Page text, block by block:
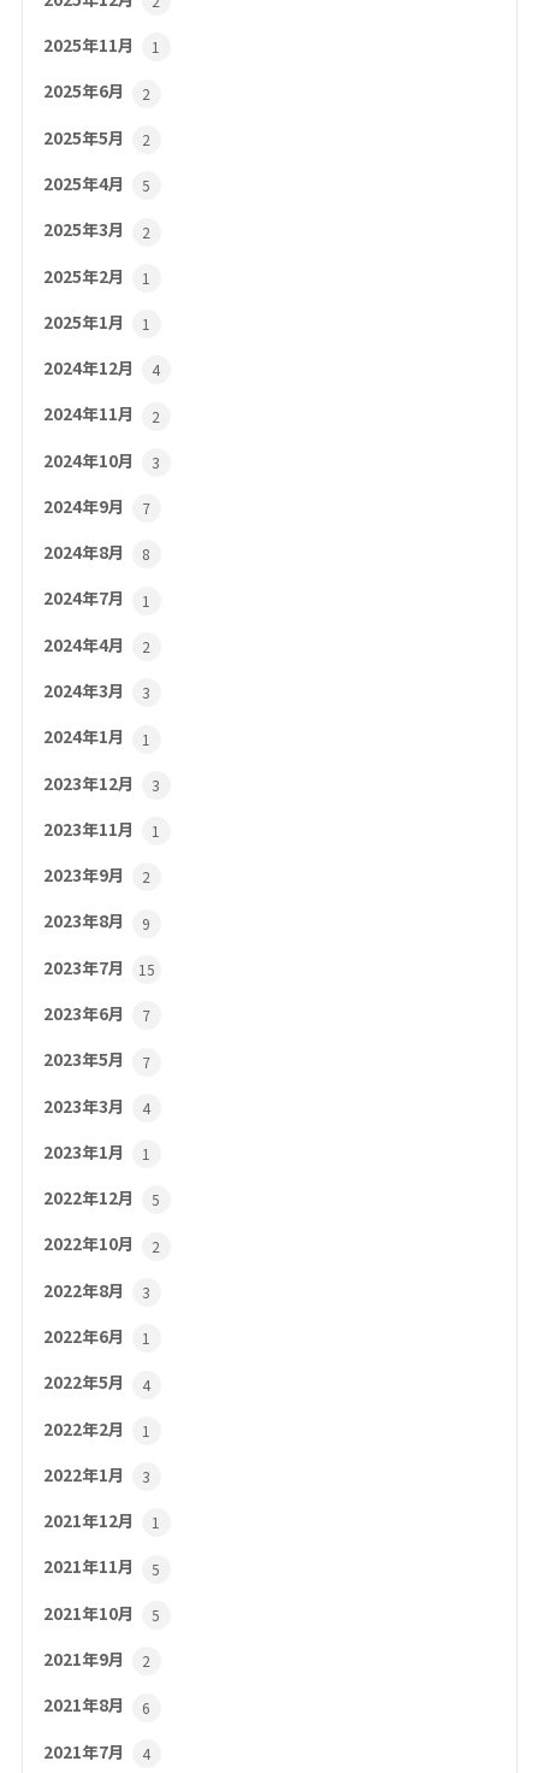
2025年11月 1
2025年6月 2
2025年5月 2
2025年4月 5
2025年3月 2
2025年2月 1
2025年1月 1
2024年12月 4
2024年11月 2
2024年10月 3
2024年9月 7
2024年8月 8
2024年7月 1
2024年4月 2
2024年3月 3
2024年1月 1
2023年12月 3
2023年11月 1
2023年9月 2
2023年8月 9
2023年7月 15
2023年6月 7
2023年5月 7
2023年3月 4
2023年1月 1
2022年12月 5
2022年10月 2
2022年8月 3
2022年6月 1
2022年5月 4
2022年2月 1
2022年1月 3
2021年12月 1
2021年11月 5
2021年10月 5
2021年9月 2
2021年8月 6
2021年7月 4